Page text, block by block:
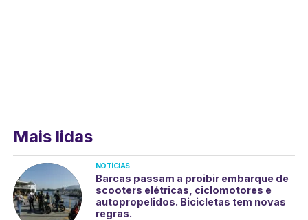
Mais lidas
NOTÍCIAS
Barcas passam a proibir embarque de
scooters elétricas, ciclomotores e
autopropelidos. Bicicletas tem novas
regras.